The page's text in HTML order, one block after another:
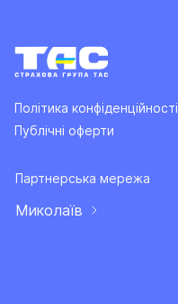
Політика конфіденційності
Публічні оферти
Партнерська мережа
Миколаїв